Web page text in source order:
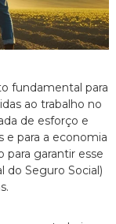
fundamental para
ao trabalho no
de esforço e
e para a economia
para garantir esse
Seguro Social)